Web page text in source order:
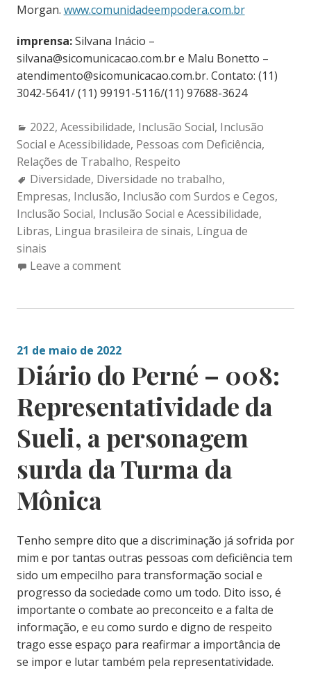
Morgan. www.comunidadeempodera.com.br
imprensa:Silvana Inácio –
silvana@sicomunicacao.com.br e Malu Bonetto –
atendimento@sicomunicacao.com.br. Contato: (11)
3042-5641/ (11) 99191-5116/(11) 97688-3624
Categories:
2022, Acessibilidade, Inclusão Social, Inclusão
Social e Acessibilidade, Pessoas com Deficiência,
Relações de Trabalho, Respeito
Tags:
Diversidade, Diversidade no trabalho,
Empresas, Inclusão, Inclusão com Surdos e Cegos,
Inclusão Social, Inclusão Social e Acessibilidade,
Libras, Lingua brasileira de sinais, Língua de
sinais
Leave a comment
21 de maio de 2022
Diário do Perné – 008:
Representatividade da
Sueli, a personagem
surda da Turma da
Mônica
Tenho sempre dito que a discriminação já sofrida por
mim e por tantas outras pessoas com deficiência tem
sido um empecilho para transformação social e
progresso da sociedade como um todo. Dito isso, é
importante o combate ao preconceito e a falta de
informação, e eu como surdo e digno de respeito
trago esse espaço para reafirmar a importância de
se impor e lutar também pela representatividade.